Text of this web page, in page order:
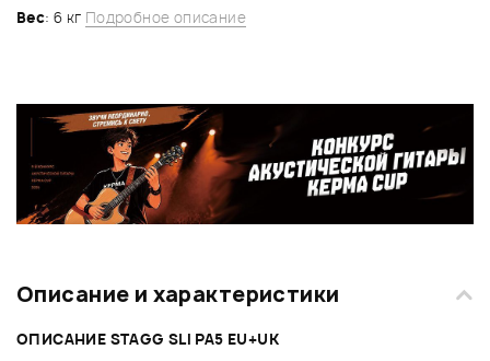
Вес: 6 кг Подробное описание
Описание и характеристики
ОПИСАНИЕ STAGG SLI PA5 EU+UK